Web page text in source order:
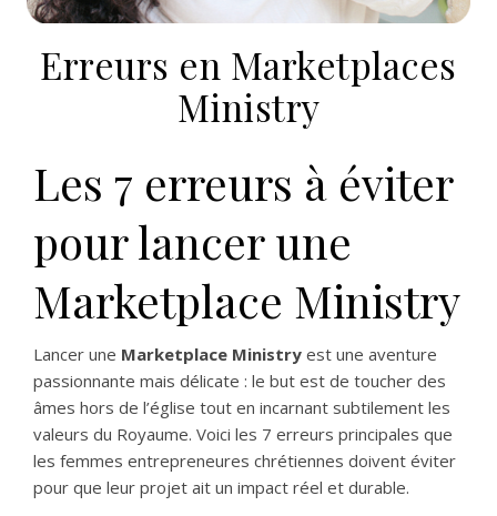
Erreurs en Marketplaces
Ministry
Les 7 erreurs à éviter
pour lancer une
Marketplace Ministry
Lancer une Marketplace Ministry est une aventure
passionnante mais délicate : le but est de toucher des
âmes hors de l’église tout en incarnant subtilement les
valeurs du Royaume. Voici les 7 erreurs principales que
les femmes entrepreneures chrétiennes doivent éviter
pour que leur projet ait un impact réel et durable.